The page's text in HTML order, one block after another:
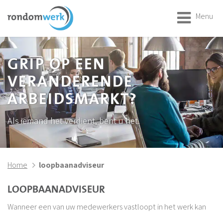
Menu
GRIP OP EEN
VERANDERENDE
ARBEIDSMARKT?
Als iemand het verdient, bent u het.
Home loopbaanadviseur
LOOPBAANADVISEUR
Wanneer een van uw medewerkers vastloopt in het werk kan